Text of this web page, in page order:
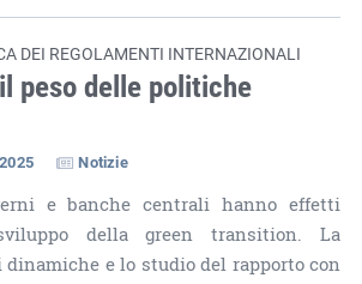
DEI REGOLAMENTI INTERNAZIONALI
peso delle politiche
Notizie
e banche centrali hanno effetti
della green transition. La
e lo studio del rapporto con